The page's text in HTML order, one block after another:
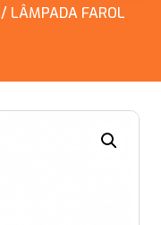
/ LÂMPADA FAROL